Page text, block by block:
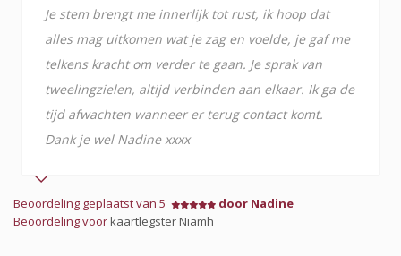
Je stem brengt me innerlijk tot rust, ik hoop dat
alles mag uitkomen wat je zag en voelde, je gaf me
telkens kracht om verder te gaan. Je sprak van
tweelingzielen, altijd verbinden aan elkaar. Ik ga de
tijd afwachten wanneer er terug contact komt.
Dank je wel Nadine xxxx
Beoordeling geplaatst van 5
door Nadine
Beoordeling voorkaartlegster Niamh